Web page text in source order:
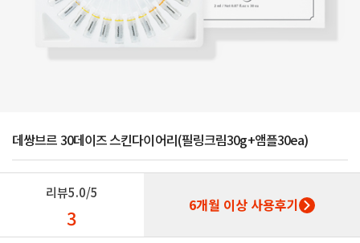
데쌍브르 30데이즈 스킨다이어리(필링크림30g+앰플30ea)
리뷰5.0/5
3 6개월 이상 사용후기